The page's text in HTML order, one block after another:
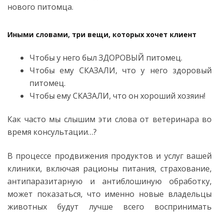
нового питомца.
Иными словами, три вещи, которых хочет клиент
Чтобы у него был ЗДОРОВЫЙ питомец.
Чтобы ему СКАЗАЛИ, что у него здоровый
питомец.
Чтобы ему СКАЗАЛИ, что он хороший хозяин!
Как часто мы слышим эти слова от ветеринара во
время консультации…?
В процессе продвижения продуктов и услуг вашей
клиники, включая рационы питания, страхование,
антипаразитарную и антиблошиную обработку,
может показаться, что именно новые владельцы
животных будут лучше всего воспринимать